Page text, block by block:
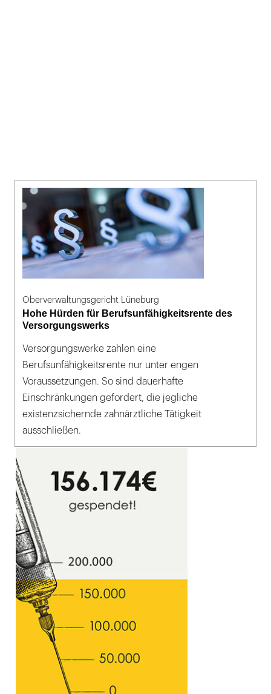
Oberverwaltungsgericht Lüneburg
Hohe Hürden für Berufsunfähigkeitsrente des
Versorgungswerks
Versorgungswerke zahlen eine
Berufsunfähigkeitsrente nur unter engen
Voraussetzungen. So sind dauerhafte
Einschränkungen gefordert, die jegliche
existenzsichernde zahnärztliche Tätigkeit
ausschließen.